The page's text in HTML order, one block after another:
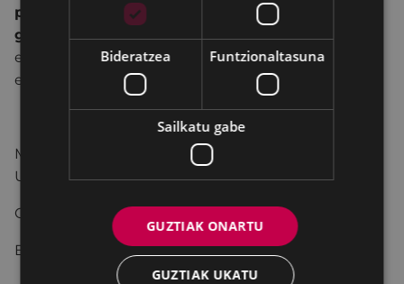
pintura-teknika guztiekin
Euskarriaren
gehieneko neurria 1 x 1 metroizango da eta
ezinbesteko baldintza da lana naturaletik hartuta
egitea eta adierazitako denboran eta tokian.
Materialaren eta
Udaletxea (Unzaga Plaza,1)
Obren bilketa: 13:30
Epaimahaiaren erabakia eta sari banaketa: 14:00
Bideratzea Funtzionaltasuna
Sailkatu gabe
GUZTIAK ONARTU
GUZTIAK UKATU